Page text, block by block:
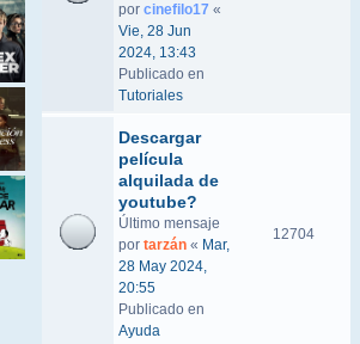
por cinefilo17 «
Vie, 28 Jun
2024, 13:43
Publicado en
Tutoriales
Descargar
película
alquilada de
youtube?
Último mensaje
por tarzán « Mar,
28 May 2024,
20:55
Publicado en
Ayuda
12704